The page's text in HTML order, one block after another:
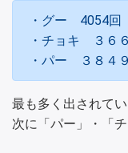
・グー 4054回
・チョキ ３６
・パー ３８４
最も多く出されて
次に「パー」・「チ